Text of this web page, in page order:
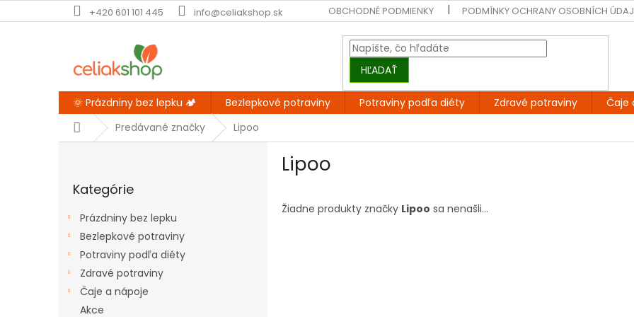
na
+420 601 101 445 info@celiakshop.sk OBCHODNÉ PODMIENKY PODMÍNKY OCHRANY OSOBNÍCH
HĽADAŤ
🌞 Prázdniny bez lepku 🏕️ Bezlepkové potraviny Potraviny podľa diéty Zdravé potraviny Čaje
DomovPredávané značky Lipoo
kategórie
Kategórie
Prázdniny bez lepku
Bezlepkové potraviny
Potraviny podľa diéty
Zdravé potraviny
Čaje a nápoje
Akce
Lipoo
Žiadne produkty značky Lipoo sa nenašli...